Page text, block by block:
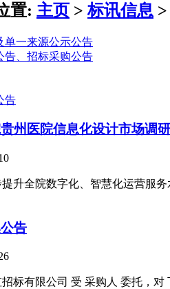
置: 主页 >标讯信息 >
单一来源公示公告
告、招标采购公告
告
州医院信息化设计市场调
升全院数字化、智慧化运营服
告
标有限公司 受 采购人 委托，